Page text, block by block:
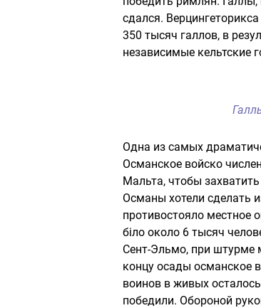
сдался.
350 тысяч галлов, в
независимые кельтские
Одна из самых
Османское войско
Мальта, чтобы
Османы хотели сделать
противостояло местное
біло около 6 тысяч
Сент-Эльмо, при штурме
концу осады османское
воинов в живых
победили. Обороной